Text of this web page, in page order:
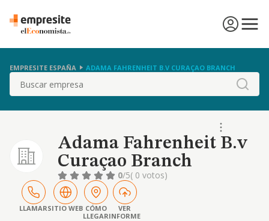
EMPRESITE ESPAÑA ADAMA FAHRENHEIT B.V CURAÇAO BRANCH
Buscar
Adama Fahrenheit B.v
Curaçao Branch
0/5( 0 votos)
LLAMARSITIO WEB CÓMO
LLEGAR
VER
INFORME